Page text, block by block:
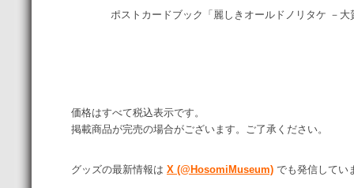
ポストカードブック「麗しきオールドノリタケ －
価格はすべて税込表示です。
掲載商品が完売の場合がございます。ご了承ください。
グッズの最新情報は X (@HosomiMuseum) でも発信してい